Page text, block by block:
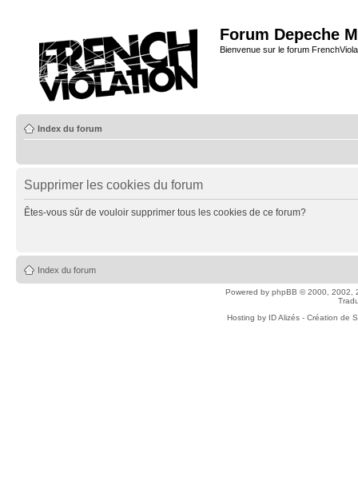
Forum Depeche
Bienvenue sur le forum
Index du forum
Supprimer les cookies du forum
Êtes-vous sûr de vouloir supprimer tous les cookies de ce forum?
Index du forum
Powered by phpBB © 2000, 2002,
Hosting by ID Alizés - Création de